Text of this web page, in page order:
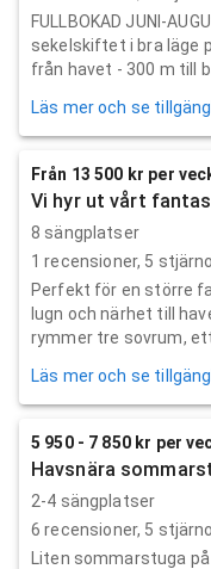
FULLBOKAD JUNI-
sekelskiftet i bra läge
från havet - 300 m till
Läs mer och se
Från 13 500 kr per
Vi hyr ut vårt
8 sängplatser
1 recensioner, 5
Perfekt för en större
lugn och närhet till
rymmer tre sovrum, ett
Läs mer och se
5 950 - 7 850 kr per
Havsnära
2-4 sängplatser
6 recensioner, 5
Liten sommarstuga